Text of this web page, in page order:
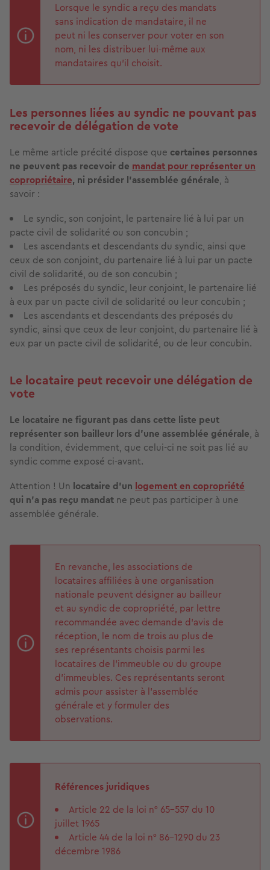
Lorsque le syndic a reçu des mandats
sans indication de mandataire, il ne
peut ni les conserver pour voter en son
nom, ni les distribuer lui-même aux
mandataires qu'il choisit.
Les personnes liées au syndic ne pouvant pas
recevoir de délégation de vote
Le même article précité dispose que certaines personnes
ne peuvent pas recevoir de mandat pour représenter un
copropriétaire, ni présider l'assemblée générale, à
savoir :
Le syndic, son conjoint, le partenaire lié à lui par un
pacte civil de solidarité ou son concubin ;
Les ascendants et descendants du syndic, ainsi que
ceux de son conjoint, du partenaire lié à lui par un pacte
civil de solidarité, ou de son concubin ;
Les préposés du syndic, leur conjoint, le partenaire lié
à eux par un pacte civil de solidarité ou leur concubin ;
Les ascendants et descendants des préposés du
syndic, ainsi que ceux de leur conjoint, du partenaire lié à
eux par un pacte civil de solidarité, ou de leur concubin.
Le locataire peut recevoir une délégation de
vote
Le locataire ne figurant pas dans cette liste peut
représenter son bailleur lors d’une assemblée générale, à
la condition, évidemment, que celui-ci ne soit pas lié au
syndic comme exposé ci-avant.
Attention ! Un locataire d’un logement en copropriété
qui n’a pas reçu mandat ne peut pas participer à une
assemblée générale.
En revanche, les associations de
locataires affiliées à une organisation
nationale peuvent désigner au bailleur
et au syndic de copropriété, par lettre
recommandée avec demande d'avis de
réception, le nom de trois au plus de
ses représentants choisis parmi les
locataires de l'immeuble ou du groupe
d'immeubles. Ces représentants seront
admis pour assister à l’assemblée
générale et y formuler des
observations.
Références juridiques
Article 22 de la loi n° 65-557 du 10
juillet 1965
Article 44 de la loi n° 86-1290 du 23
décembre 1986